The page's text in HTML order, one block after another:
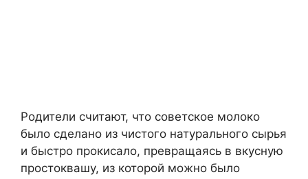
Родители считают, что советское молоко
было сделано из чистого натурального сырья
и быстро прокисало, превращаясь в вкусную
простоквашу, из которой можно было